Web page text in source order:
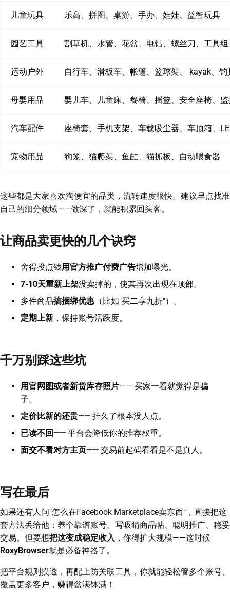
儿童玩具 乐高、拼图、桌游、手办、娃娃、益智玩具
园艺工具 割草机、水管、花盆、电钻、螺丝刀、工具组
运动户外 自行车、滑板车、帐篷、篮球架、 kayak、钓
母婴用品 婴儿车、儿童床、餐椅、摇篮、安全座椅、
汽车配件 座椅套、手机支架、车载吸尘器、车顶箱、
宠物用品 狗笼、猫爬架、鱼缸、猫抓板、自动喂食器
这些都是大家喜欢淘便宜的品类，流转速度很快。建议早点找准
自己的细分领域——做深了，就能积累回头客。
让商品卖更快的几个诀窍
舍得投点钱用官方推广付费广告增加曝光。
7-10天重新上架没卖掉的，使其再次出现在顶部。
多件商品搞捆绑优惠 （比如"买二享九折"）。
定期上新 ，保持账号活跃度。
千万别踩这些坑
用官网图或者新货库存照片—— 买家一看就觉得是骗
子。
定价比新的还贵—— 挂久了根本没人点。
已读不回—— 平台会降低你的推荐权重。
面交不看对方主页—— 交易前起码看看是不是真人。
写在最后
如果还有人问"怎么在Facebook Marketplace卖东西"，直接把这
套方法丢给他：养个靠谱账号、写吸睛商品帖、聪明推广、稳妥
交易。但要想把这变成稳定收入 ，你得扩大规模——这时候
RoxyBrowser就是必备神器了。
把平台规则摸透，再配上防关联工具，你就能轻松管多个账号、
覆盖更多客户，赚得盆满钵满！